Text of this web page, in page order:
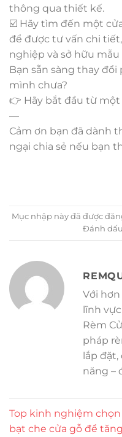
thông qua thiết kế.
☑️ Hãy tìm đến một
để được tư vấn chi
nghiệp và sở hữu
Bạn sẵn sàng thay
mình chưa?
👉 Hãy bắt đầu từ
—
Cảm ơn bạn đã dành
ngại chia sẻ nếu bạn
Mục nhập này đã được
Đánh
Với
lĩnh
Rèm
pháp
lắp
năng –
Top kinh nghiệm chọn
bạt che cửa gỗ để tăng